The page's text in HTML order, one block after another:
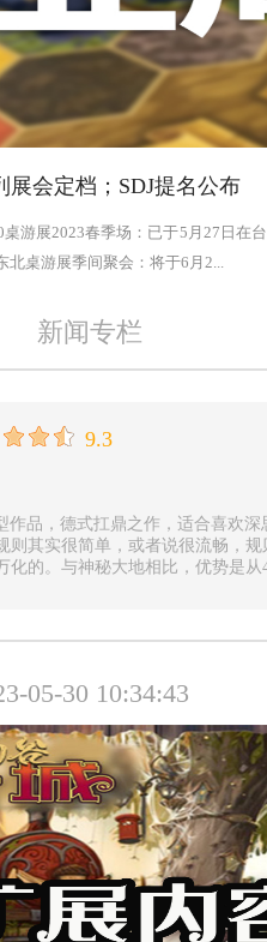
展会定档；SDJ提名公布
游展2023春季场：已于5月27日在
北桌游展季间聚会：将于6月2...
新闻专栏
9.3
作品，德式扛鼎之作，适合喜欢
则其实很简单，或者说很流畅，
化的。与神秘大地相比，优势是
05-30 10:34:43